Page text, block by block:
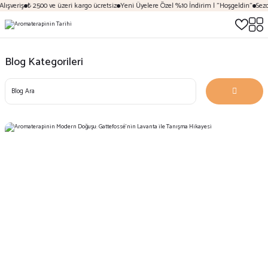
₺ 2500 ve üzeri kargo ücretsiz Yeni Üyelere Özel %10 İndirim | "Hoşgeldin"
Blog Kategorileri